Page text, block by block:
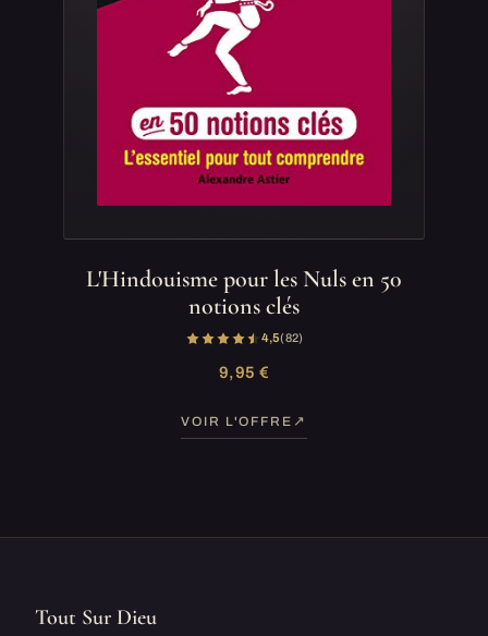
L'Hindouisme pour les Nuls en 50
notions clés
4,5(82)
9,95 €
VOIR L'OFFRE
Tout Sur Dieu